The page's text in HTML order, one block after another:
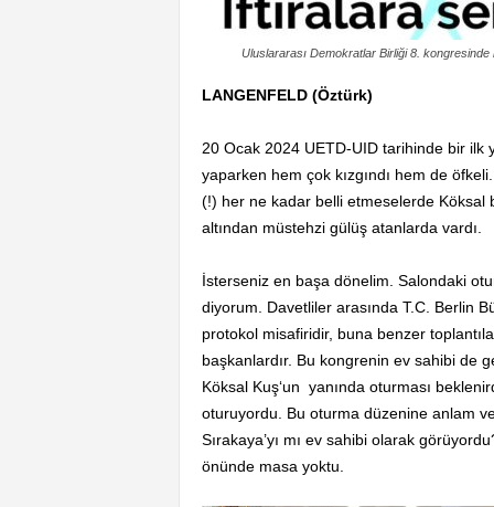
Uluslararası Demokratlar Birliği 8.
LANGENFELD (Öztürk)
20 Ocak 2024 UETD-UID tarihinde bir ilk
yaparken hem çok kızgındı hem de
(!) her ne kadar belli etmeselerde Köksal
altından müstehzi gülüş atanlarda vardı.
İsterseniz en başa dönelim. Salondaki
diyorum. Davetliler arasında T.C. Berlin
protokol misafiridir, buna benzer
başkanlardır. Bu kongrenin ev sahibi de
Köksal Kuş‘un yanında oturması
oturuyordu. Bu oturma düzenine anlam
Sırakaya’yı mı ev sahibi olarak
önünde masa yoktu.